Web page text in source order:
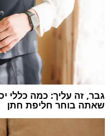
גבר, זה עליך: כמה כללי
שאתה בוחר חליפת חתן